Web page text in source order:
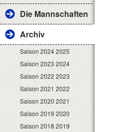
Die Mannschaften
Archiv
Saison 2024 2025
Saison 2023 2024
Saison 2022 2023
Saison 2021 2022
Saison 2020 2021
Saison 2019 2020
Saison 2018 2019